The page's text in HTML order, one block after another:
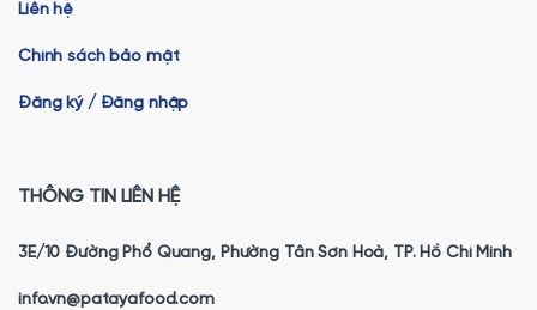
Liên hệ
Chính sách bảo mật
Đăng ký / Đăng nhập
THÔNG TIN LIÊN HỆ
3E/10 Đường Phổ Quang, Phường Tân Sơn Hoà, TP. Hồ Chí Minh
info.vn@patayafood.com